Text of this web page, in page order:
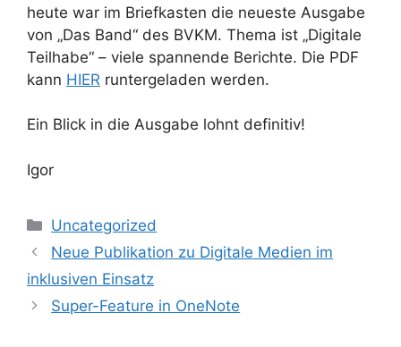
heute war im Briefkasten die neueste Ausgabe
von „Das Band“ des BVKM. Thema ist „Digitale
Teilhabe“ – viele spannende Berichte. Die PDF
kann HIER runtergeladen werden.
Ein Blick in die Ausgabe lohnt definitiv!
Igor
Kategorien
Uncategorized
Neue Publikation zu Digitale Medien im
inklusiven Einsatz
Super-Feature in OneNote